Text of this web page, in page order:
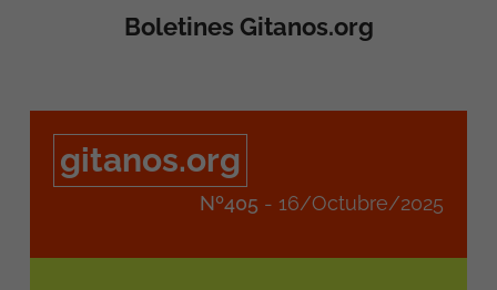
Boletines Gitanos.org
gitanos.org
Nº405 - 16/Octubre/2025